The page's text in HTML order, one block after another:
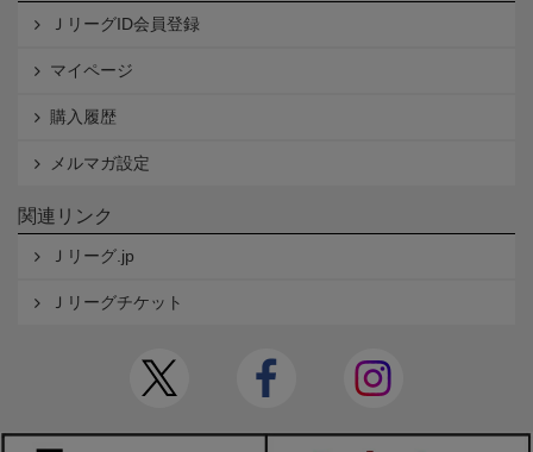
ＪリーグID会員登録
マイページ
購入履歴
メルマガ設定
関連リンク
Ｊリーグ.jp
Ｊリーグチケット